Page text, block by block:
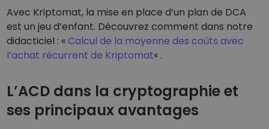
Avec Kriptomat, la mise en place d’un plan de DCA
est un jeu d’enfant. Découvrez comment dans notre
didacticiel : «Calcul de la moyenne des coûts avec
l’achat récurrent de Kriptomat« .
L’ACD dans la cryptographie et
ses principaux avantages